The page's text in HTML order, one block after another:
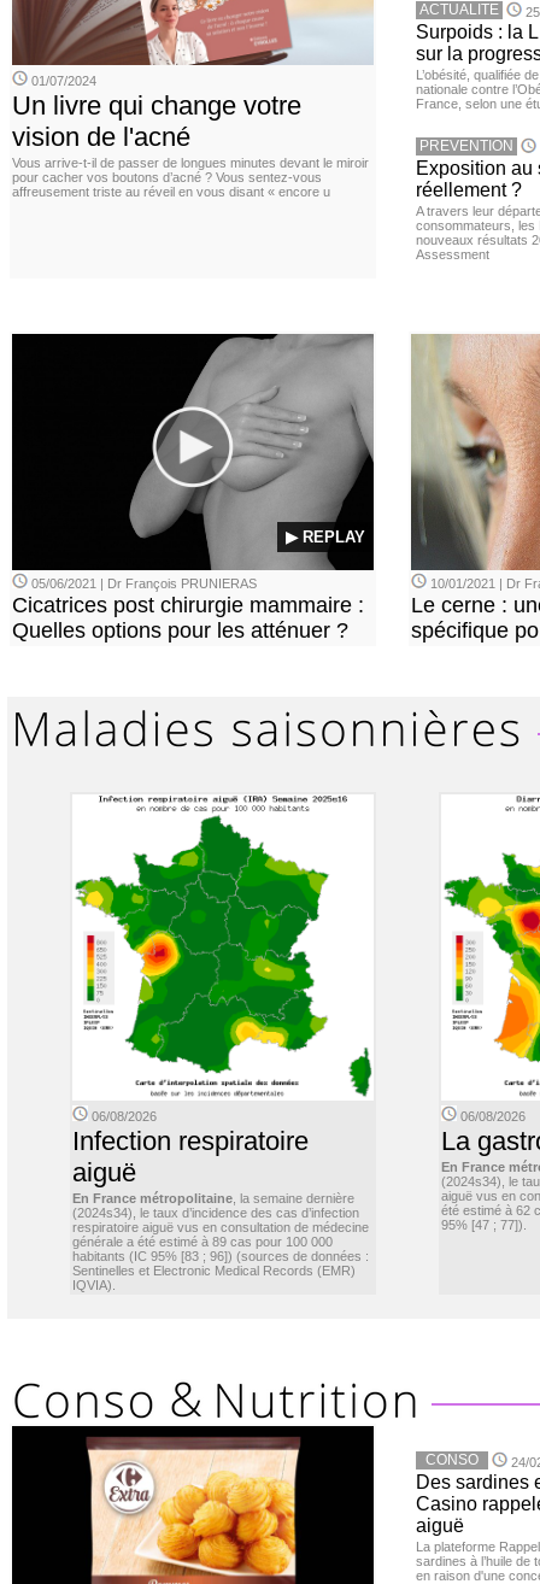
01/07/2024
Un livre qui change votre
vision de l'acné
Vous arrive-t-il de passer de longues minutes devant le miroir
pour cacher vos boutons d’acné ? Vous sentez-vous
affreusement triste au réveil en vous disant « encore u
ACTUALITE
Surpoids : la
sur la
L’obésité, qualifiée
nationale contre
France, selon une
PREVENTION
Exposition au
réellement ?
A travers leur
consommateurs, les
nouveaux résultats
Assessment
▶ REPLAY
05/06/2021 | Dr François PRUNIERAS
Cicatrices post chirurgie mammaire :
Quelles options pour les atténuer ?
10/01/2021 | Dr
Le cerne :
spécifique
06/08/2026
Infection respiratoire
aiguë
En France métropolitaine , la semaine dernière
(2024s34), le taux d’incidence des cas d’infection
respiratoire aiguë vus en consultation de médecine
générale a été estimé à 89 cas pour 100 000
habitants (IC 95% [83 ; 96]) (sources de données :
Sentinelles et Electronic Medical Records (EMR)
IQVIA).
06/08/2026
La
En France
(2024s34), le
aiguë vus en
été estimé à 62
95% [47 ; 77]).
CONSO 24/
Des sardines
Casino
aiguë
La plateforme
sardines à l’huile de
en raison d'une